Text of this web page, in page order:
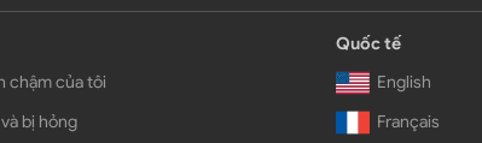
chậm của tôi
bị hỏng
Quốc tế
English
Français